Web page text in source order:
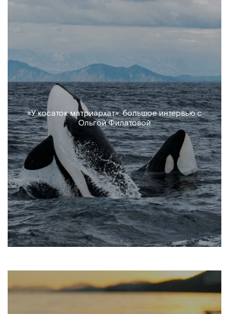
«У косаток матриархат»: большое интервью с
Ольгой Филатовой